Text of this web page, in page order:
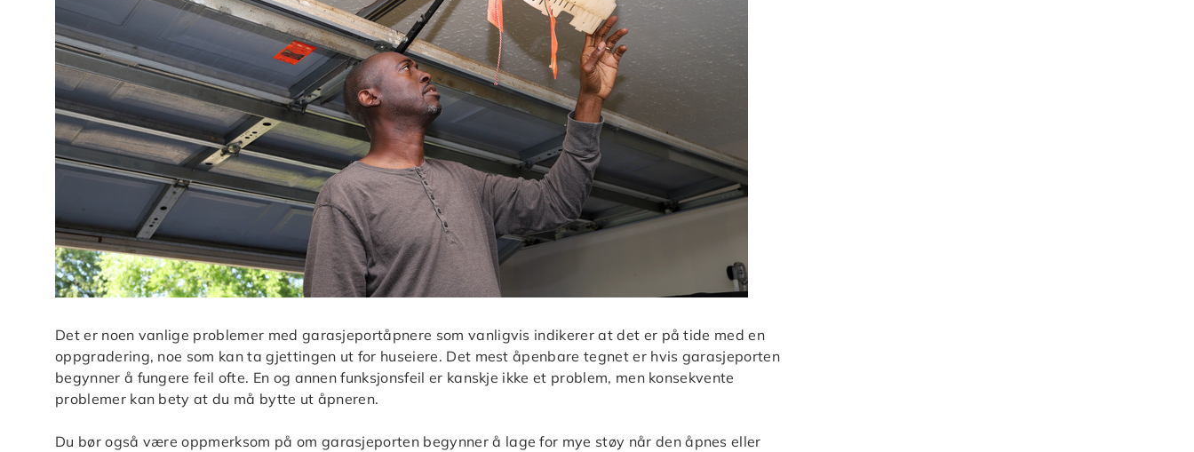
Det er noen vanlige problemer med garasjeportåpnere som vanligvis indikerer at det er på tide med en
oppgradering, noe som kan ta gjettingen ut for huseiere. Det mest åpenbare tegnet er hvis garasjeporten
begynner å fungere feil ofte. En og annen funksjonsfeil er kanskje ikke et problem, men konsekvente
problemer kan bety at du må bytte ut åpneren.
Du bør også være oppmerksom på om garasjeporten begynner å lage for mye støy når den åpnes eller